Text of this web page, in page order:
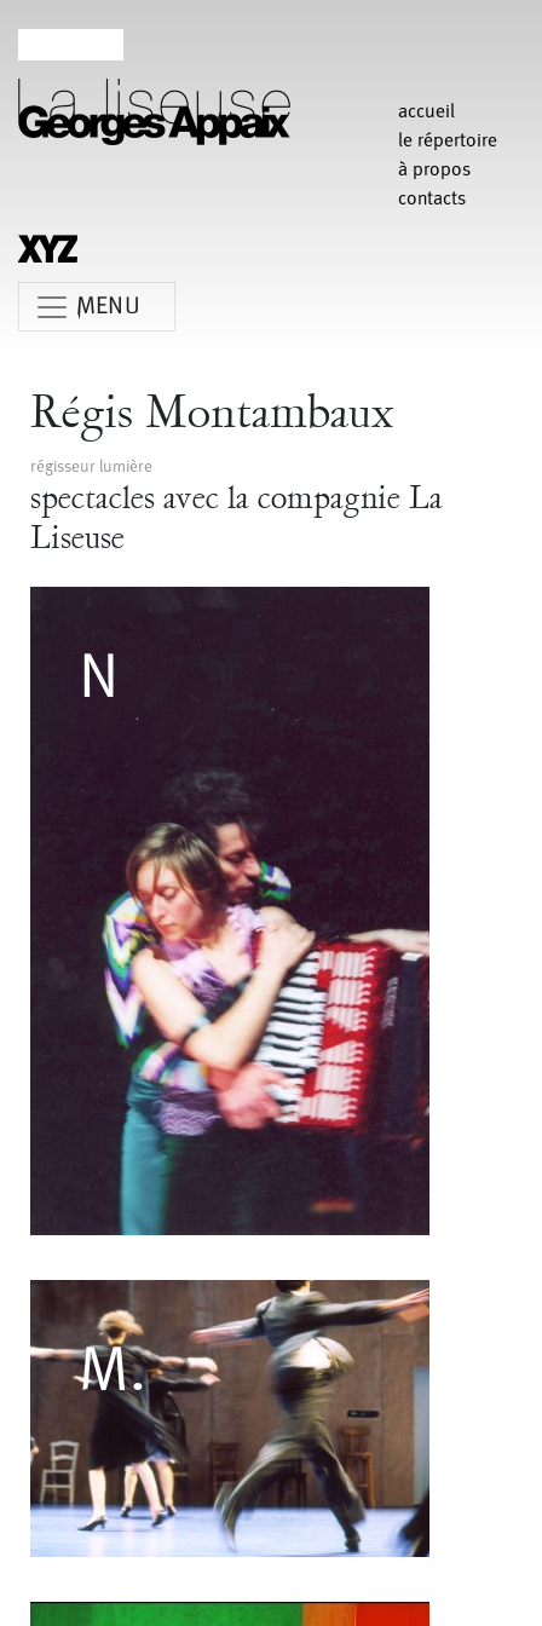
accueil
le répertoire
à propos
contacts
MENU
Anne Le Batard
Carlotta Sagna Catherine Rees
Chiara Gallerani Claudia Triozzi
Eric Houzelot Fabio Barad Federica Tardito
François Bouteau
Françoise Rognerud
Frédéric Werlé
Georges Appaix
Jean-Pascal Gilly
Jean-Paul Bourel
Liliana Ferri Marcel Atienzar
Marco Berrettini
Maria Eugenia Lopez Valenzuela
Maria Grazia Noce
Maud Le Pladec
Maxime Gomard
Melanie Venino
Michèle Prélonge
Montaine Chevalier
Muriel Corbel
Pascal Gobin
Pascale Cherblanc
Pascale Luce
Pascale Paoli
Romain Bertet
Sabine Macher
Séverine Bauvais Sonia Darbois
Stéphane Imbert Sylvain Cassou
Valérie Brau-Antony Vincent Druguet
Régis Montambaux
régisseur lumière
spectacles avec la compagnie La
Liseuse